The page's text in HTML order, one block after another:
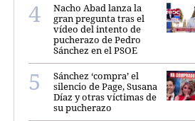
Nacho Abad lanza la
gran pregunta tras el
vídeo del intento de
pucherazo de Pedro
Sánchez en el PSOE
Sánchez ‘compra’ el
silencio de Page, Susana
Díaz y otras víctimas de
su pucherazo